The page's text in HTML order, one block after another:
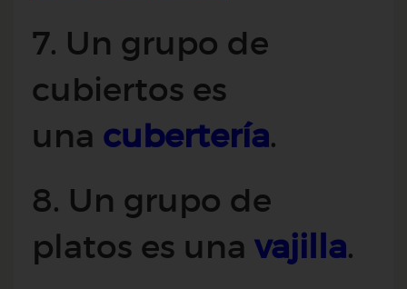
7. Un grupo de
cubiertos es
una cubertería.
8. Un grupo de
platos es una vajilla.